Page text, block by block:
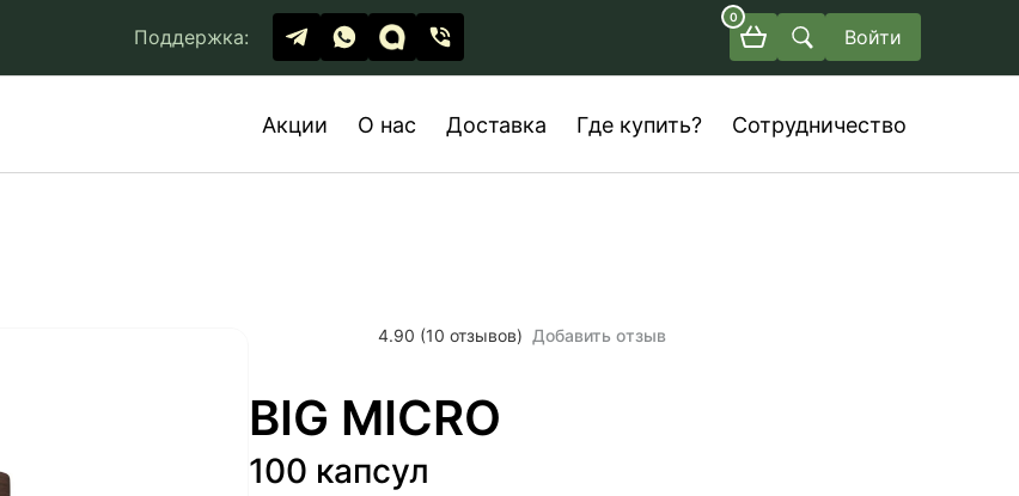
Поддержка:
0
Войти
Акции О нас Доставка Где купить? Сотрудничество
4.90 (10 отзывов) Добавить отзыв
BIG MICRO
100 капсул